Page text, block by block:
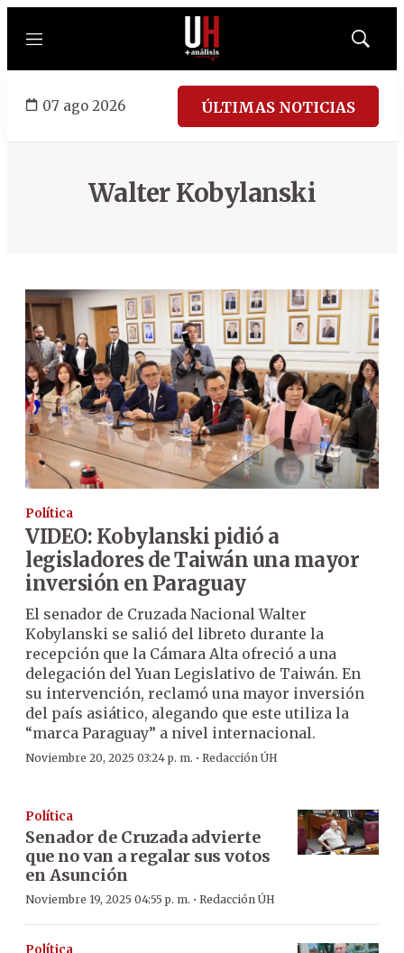
Menú
Mostrar
07 ago 2026 ÚLTIMAS NOTICIAS
Walter Kobylanski
Política
VIDEO: Kobylanski pidió a
legisladores de Taiwán una mayor
inversión en Paraguay
El senador de Cruzada Nacional Walter
Kobylanski se salió del libreto durante la
recepción que la Cámara Alta ofreció a una
delegación del Yuan Legislativo de Taiwán. En
su intervención, reclamó una mayor inversión
del país asiático, alegando que este utiliza la
“marca Paraguay” a nivel internacional.
Noviembre 20, 2025 03:24 p. m. · Redacción ÚH
Política
Senador de Cruzada advierte
que no van a regalar sus votos
en Asunción
Noviembre 19, 2025 04:55 p. m. · Redacción ÚH
Política